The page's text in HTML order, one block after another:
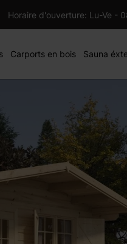
Horaire d'ouverture: Lu-Ve -
Carports en bois Sauna